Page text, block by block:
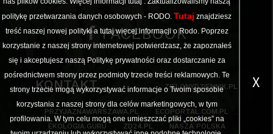
FACEBOOK
KONTAKT ZIELONYDZIENNIK.PL
PRZYJAZNAWARSZAWA.PL
ECOPORTAL.COM.PL
EKOLOGIA.GURU
ZD24.PL NASZA POLSKA
politykę przetwarzania danych osobowych - RODO. Tutaj znajdziesz
treść naszej nowej polityki a tutajwięcej informacji o Rodo. Poprzez
korzystanie z naszej strony internetowej potwierdzasz, że zapoznałeś
się i akceptujesz naszą Politykę prywatności oraz dostarczanie za
pośrednictwem strony przez podmioty trzecie treści reklamowych. Te
strony trzecie mogą wykorzystywać informacje o Twoim sposobie
korzystania z naszej strony dla celów marketingowych, w tym
profilowania. W tym celu mogą one umieszczać pliki „cookies” na
X